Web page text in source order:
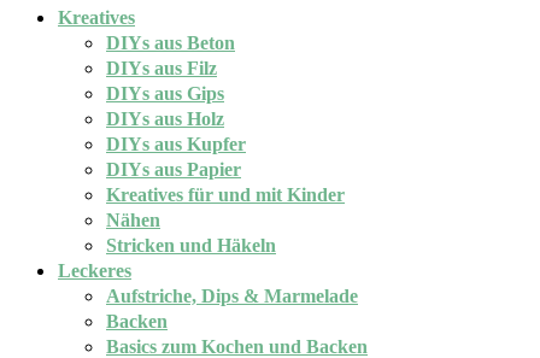
Kreatives
DIYs aus Beton
DIYs aus Filz
DIYs aus Gips
DIYs aus Holz
DIYs aus Kupfer
DIYs aus Papier
Kreatives für und mit Kinder
Nähen
Stricken und Häkeln
Leckeres
Aufstriche, Dips & Marmelade
Backen
Basics zum Kochen und Backen